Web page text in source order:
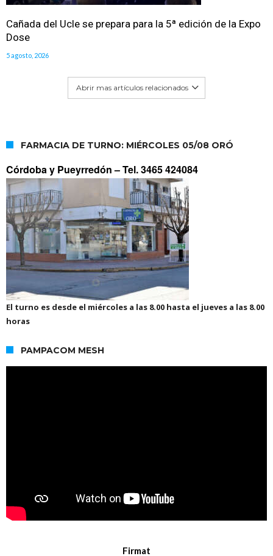
Cañada del Ucle se prepara para la 5ª edición de la Expo
Dose
5 agosto, 2026
Abrir mas artículos relacionados
FARMACIA DE TURNO: MIÉRCOLES 05/08 ORÓ
Córdoba y Pueyrredón –Tel. 3465 424084
El turno es desde el miércoles a las 8.00 hasta el jueves a las 8.00
horas
PAMPACOM MESH
Firmat